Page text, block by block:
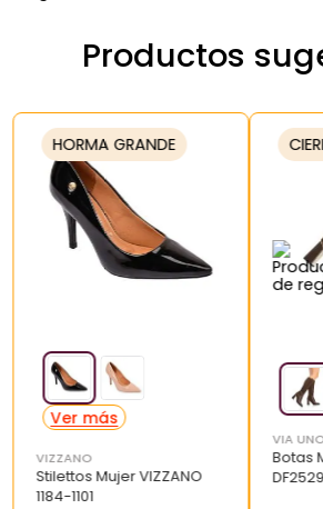
Productos
HORMA GRANDE
VIZZANO
Stilettos Mujer VIZZANO
1184-1101
VIA
Botas